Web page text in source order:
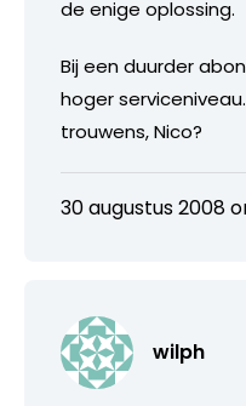
de enige oplossing.
Bij een duurder
hoger
trouwens, Nico?
30 augustus 2008
wilph